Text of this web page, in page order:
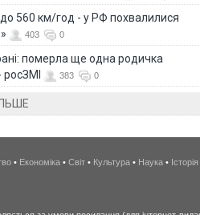
560 км/год - у РФ похвалилися
403 0
померла ще одна родичка
383 0
• Економіка • Світ • Культура • Наука • Історія